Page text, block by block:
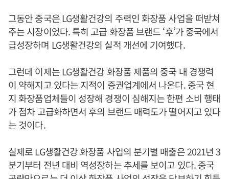
그동안 중국은 LG생활건강의 주력인 화장품 사업을 떠받쳐
주는 시장이었다. 특히 고급 화장품 브랜드 ‘후’가 중국에서
급성장하며 LG생활건강의 실적 개선에 기여했다.
그런데 이제는 LG생활건강 화장품 제품의 중국 내 경쟁력
이 약해지고 있다는 지적이 증권업계에서 나온다. 중국 현
지 화장품업체들이 성장해 경쟁이 심해지는 한편 소비 행태
가 점차 고급화하면서 후의 브랜드 매력도가 떨어지고 있다
는 것이다.
실제로 LG생활건강 화장품 사업의 분기별 매출은 2021년 3
분기부터 전년 대비 역성장하는 추세를 보이고 있다. 중국